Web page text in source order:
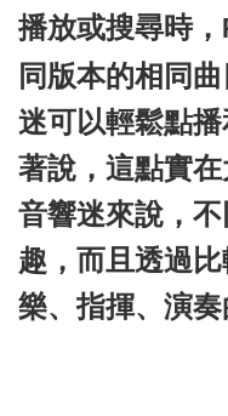
播放或搜尋時，
同版本的相同
迷可以輕鬆點
著說，這點實
音響迷來說，
趣，而且透過
樂、指揮、演奏